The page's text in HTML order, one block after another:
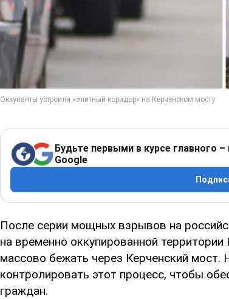
Будьте первыми в курсе главного
Google
После серии мощных взрывов на
на временно оккупированной
массово бежать через Керченский мост.
контролировать этот процесс, чтобы
граждан.